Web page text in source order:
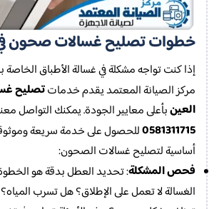
خطوات تصليح غسالات صحون
إذا كنت تواجه مشكلة في غسالة الأطباق الخاصة
مركز الصيانة المعتمد يقدم خدماتتصليح
العينبأعلى معايير الجودة. يمكنك التواصل
0581311715للحصول على خدمة سريعة
أساسية لتصليح غسالات الصحون:
فحص المشكلة: تحديد العطل بدقة هو
الغسالة لا تعمل على الإطلاق؟ هل تسرب